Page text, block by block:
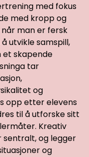
med fokus
med kropp og
man er fersk
utvikle samspill,
et skapende
tar
og
opp etter elevens
til å utforske sitt
Kreativ
og legger
og